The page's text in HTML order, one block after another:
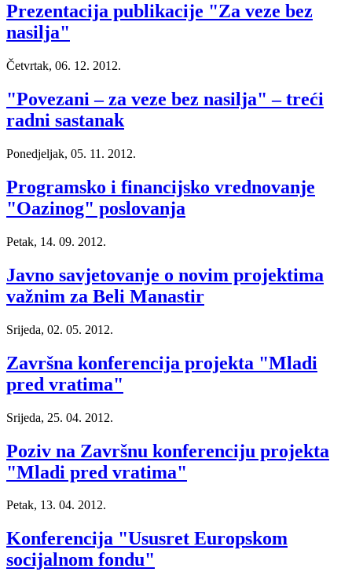
Prezentacija publikacije "Za veze bez
nasilja"
Četvrtak, 06. 12. 2012.
"Povezani – za veze bez nasilja" – treći
radni sastanak
Ponedjeljak, 05. 11. 2012.
Programsko i financijsko vrednovanje
"Oazinog" poslovanja
Petak, 14. 09. 2012.
Javno savjetovanje o novim projektima
važnim za Beli Manastir
Srijeda, 02. 05. 2012.
Završna konferencija projekta "Mladi
pred vratima"
Srijeda, 25. 04. 2012.
Poziv na Završnu konferenciju projekta
"Mladi pred vratima"
Petak, 13. 04. 2012.
Konferencija "Ususret Europskom
socijalnom fondu"